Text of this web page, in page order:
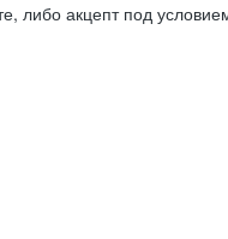
либо акцепт под